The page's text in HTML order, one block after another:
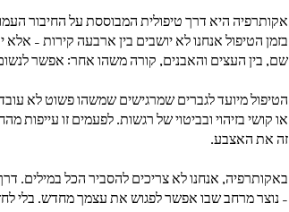
אקותרפיה היא דרך טיפולית המבוססת על החיבור
בזמן הטיפול אנחנו לא יושבים בין ארבעה קירות –
שם, בין העצים והאבנים, קורה משהו אחר: אפשר
הטיפול מיועד לגברים שמרגישים שמשהו פשוט לא
או קושי בזיהוי ובביטוי של רגשות. לפעמים זו
זה את האצבע.
באקותרפיה, אנחנו לא צריכים להסביר הכל במילים.
– נוצר מרחב שבו אפשר לפגוש את עצמך מחדש. בלי